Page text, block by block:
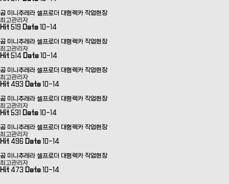
곰 미니추레라 셀프로더 대형렉카 작업현장
최고관리자
Hit 519 Date 10-14
곰 미니추레라 셀프로더 대형렉카 작업현장
최고관리자
Hit 514 Date 10-14
곰 미니추레라 셀프로더 대형렉카 작업현장
최고관리자
Hit 493 Date 10-14
곰 미니추레라 셀프로더 대형렉카 작업현장
최고관리자
Hit 531 Date 10-14
곰 미니추레라 셀프로더 대형렉카 작업현장
최고관리자
Hit 496 Date 10-14
곰 미니추레라 셀프로더 대형렉카 작업현장
최고관리자
Hit 473 Date 10-14